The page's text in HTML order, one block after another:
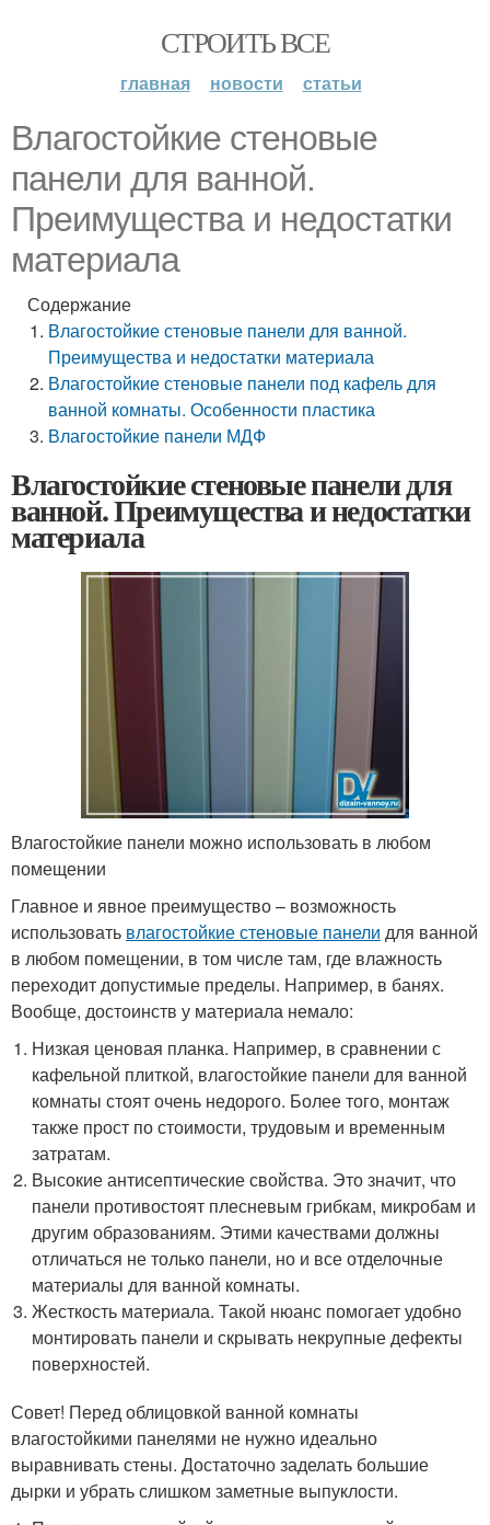
СТРОИТЬ ВСЕ
главная новости статьи
Влагостойкие стеновые
панели для ванной.
Преимущества и недостатки
материала
Содержание
Влагостойкие стеновые панели для ванной.
Преимущества и недостатки материала
Влагостойкие стеновые панели под кафель для
ванной комнаты. Особенности пластика
Влагостойкие панели МДФ
Влагостойкие стеновые панели для
ванной. Преимущества и недостатки
материала
Влагостойкие панели можно использовать в любом
помещении
Главное и явное преимущество – возможность
использовать влагостойкие стеновые панели для ванной
в любом помещении, в том числе там, где влажность
переходит допустимые пределы. Например, в банях.
Вообще, достоинств у материала немало:
Низкая ценовая планка. Например, в сравнении с
кафельной плиткой, влагостойкие панели для ванной
комнаты стоят очень недорого. Более того, монтаж
также прост по стоимости, трудовым и временным
затратам.
Высокие антисептические свойства. Это значит, что
панели противостоят плесневым грибкам, микробам и
другим образованиям. Этими качествами должны
отличаться не только панели, но и все отделочные
материалы для ванной комнаты.
Жесткость материала. Такой нюанс помогает удобно
монтировать панели и скрывать некрупные дефекты
поверхностей.
Совет! Перед облицовкой ванной комнаты
влагостойкими панелями не нужно идеально
выравнивать стены. Достаточно заделать большие
дырки и убрать слишком заметные выпуклости.